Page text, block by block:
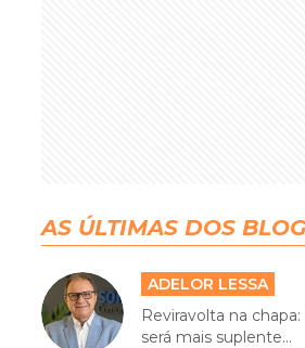
AS ÚLTIMAS DOS
ADELOR LESSA
Reviravolta na
será mais suplente...